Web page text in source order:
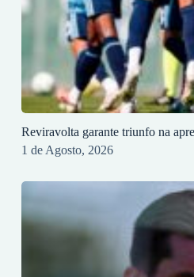
Reviravolta garante triunfo na
1 de Agosto, 2026